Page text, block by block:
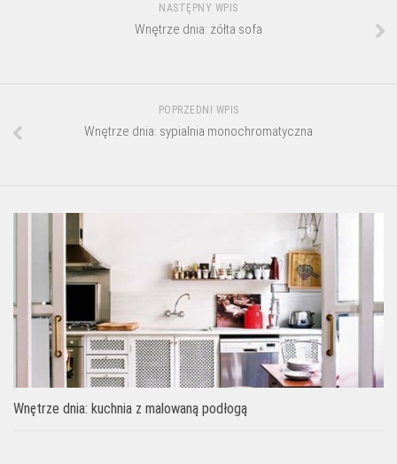
NASTĘPNY WPIS
Wnętrze dnia: żółta sofa
POPRZEDNI WPIS
Wnętrze dnia: sypialnia monochromatyczna
Wnętrze dnia: kuchnia z malowaną podłogą